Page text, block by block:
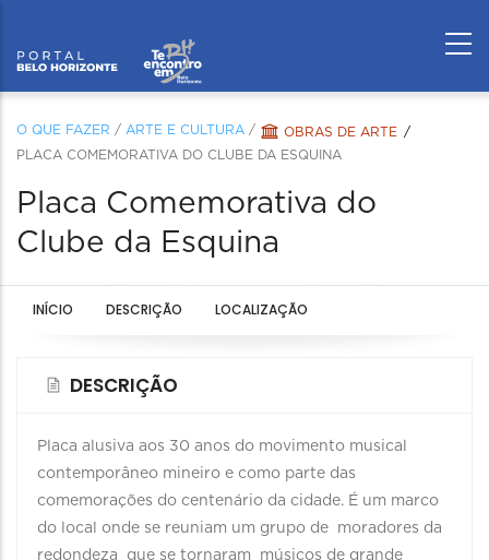
O QUE FAZER / ARTE E CULTURA /
OBRAS DE ARTE
PLACA COMEMORATIVA DO CLUBE DA ESQUINA
Placa Comemorativa do
Clube da Esquina
INÍCIO DESCRIÇÃO LOCALIZAÇÃO
DESCRIÇÃO
Placa alusiva aos 30 anos do movimento musical
contemporâneo mineiro e como parte das
comemorações do centenário da cidade. É um marco
do local onde se reuniam um grupo de moradores da
redondeza que se tornaram músicos de grande